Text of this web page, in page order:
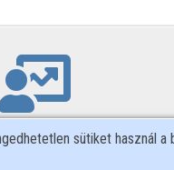
sütiket használ